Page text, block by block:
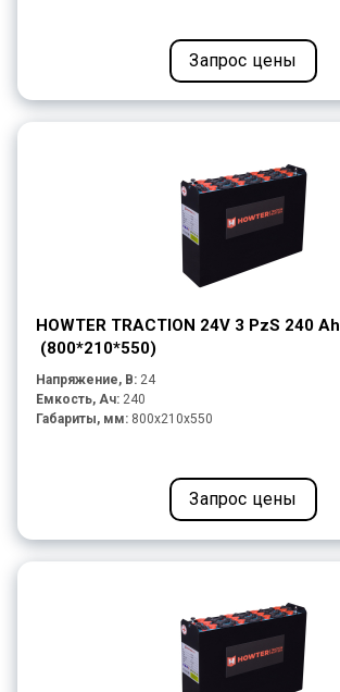
Запрос цены
HOWTER TRACTION 24V 3 PzS 240 Ah
(800*210*550)
Напряжение, В: 24
Емкость, Ач: 240
Габариты, мм: 800x210x550
Запрос цены